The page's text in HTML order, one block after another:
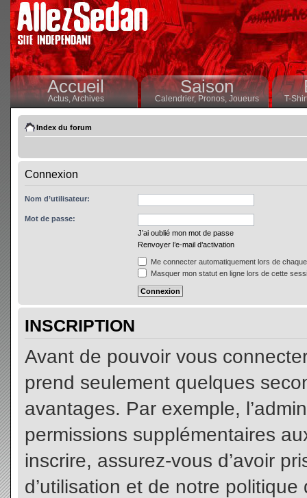
Accueil
Actus,Archives
Saison
Calendrier,Pronos, Joueurs T-
Index du forum
Connexion
Nom d’utilisateur:
Mot de passe:
J’ai oublié mon mot de passe
Renvoyer l’e-mail d’activation
Me connecter automatiquement lors de
Masquer mon statut en ligne lors de cette
INSCRIPTION
Avant de pouvoir vous
prend seulement quelques
avantages. Par exemple,
permissions supplémentaires
inscrire, assurez-vous d’avoir
d’utilisation et de notre